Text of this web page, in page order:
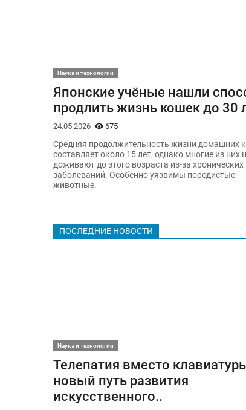
Наука и технологии
Японские учёные нашли
продлить жизнь кошек до 30
24.05.2026 675
Средняя продолжительность жизни домашних
составляет около 15 лет, однако многие из них
доживают до этого возраста из-за хронических
заболеваний. Особенно уязвимы породистые
животные.
ПОСЛЕДНИЕ НОВОСТИ
Наука и технологии
Телепатия вместо
новый путь развития
искусственного..